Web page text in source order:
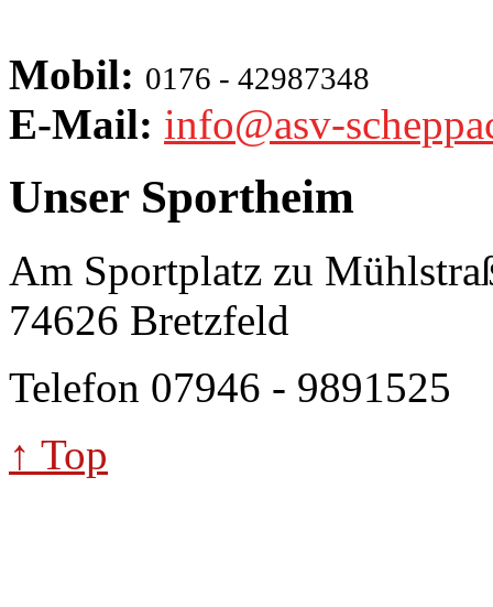
Mobil: 0176 - 42987348
E-Mail: info@asv-
Unser Sportheim
Am Sportplatz zu
74626 Bretzfeld
Telefon 07946 - 9891525
↑ Top